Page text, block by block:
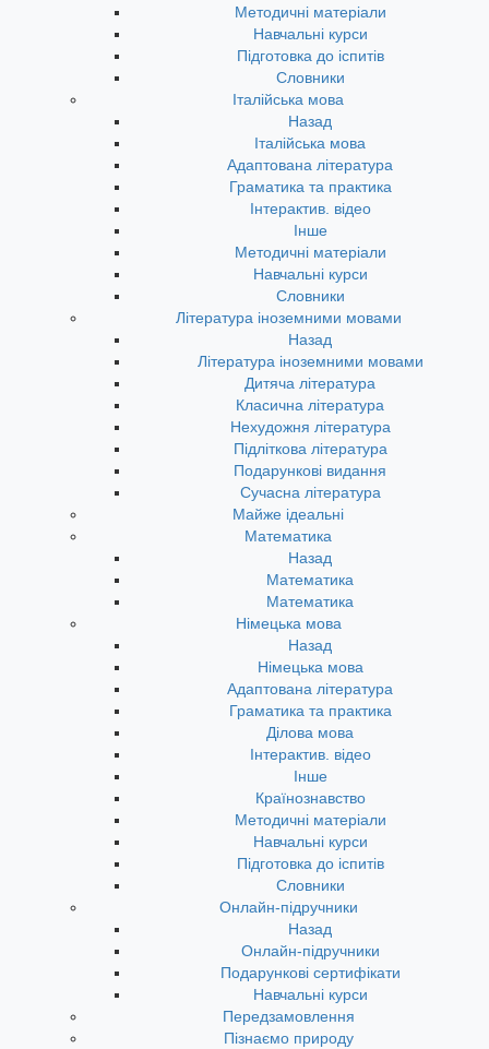
Методичні матеріали
Навчальні курси
Підготовка до іспитів
Словники
Італійська мова
Назад
Італійська мова
Адаптована література
Граматика та практика
Інтерактив. відео
Інше
Методичні матеріали
Навчальні курси
Словники
Література іноземними мовами
Назад
Література іноземними мовами
Дитяча література
Класична література
Нехудожня література
Підліткова література
Подарункові видання
Сучасна література
Майже ідеальні
Математика
Назад
Математика
Математика
Німецька мова
Назад
Німецька мова
Адаптована література
Граматика та практика
Ділова мова
Інтерактив. відео
Інше
Країнознавство
Методичні матеріали
Навчальні курси
Підготовка до іспитів
Словники
Онлайн-підручники
Назад
Онлайн-підручники
Подарункові сертифікати
Навчальні курси
Передзамовлення
Пізнаємо природу